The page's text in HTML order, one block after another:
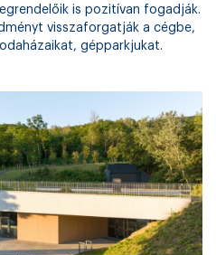
is pozitívan fogadják.
visszaforgatják a cégbe,
gépparkjukat.